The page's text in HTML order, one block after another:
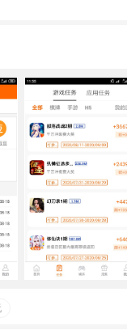
。
PC端游戏试玩左右线
。
轻松在手机上进行提
。
willcomeandon